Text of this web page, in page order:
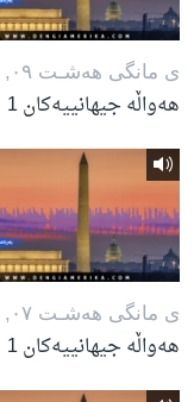
ی مانگی هه‌شـت ٠٩, ٢٠٢٦
هەواڵە جیهانییەکان 1
ی مانگی هه‌شـت ٠٧, ٢٠٢٦
هەواڵە جیهانییەکان 1